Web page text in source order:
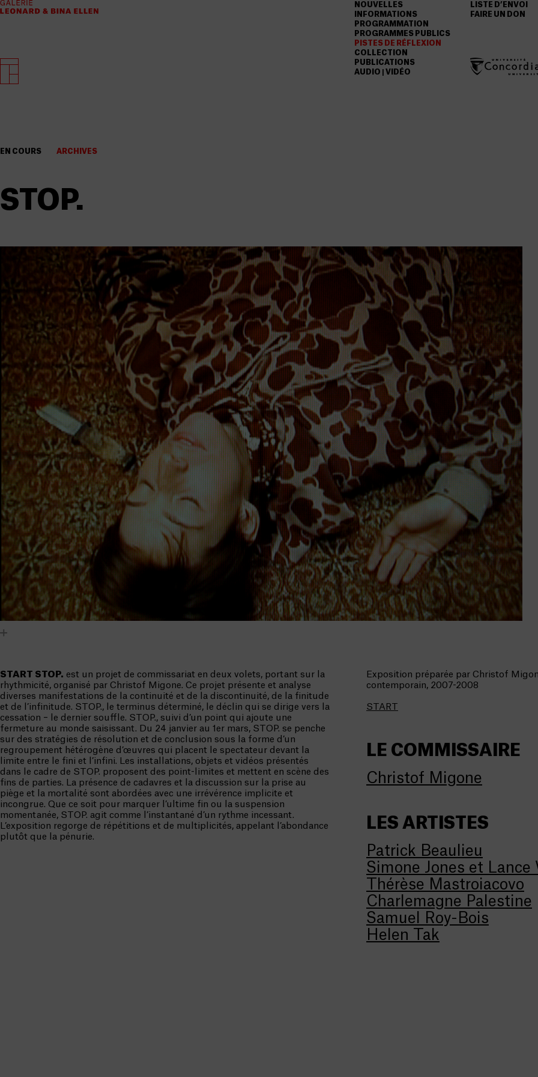
NOUVELLES
INFORMATIONS
PROGRAMMATION
PROGRAMMES PUBLICS
PISTES DE RÉFLEXION
COLLECTION
PUBLICATIONS
AUDIO | VIDÉO
LISTE D’ENVOI
FAIRE UN DON
EN COURS ARCHIVES
STOP.
START STOP. est un projet de commissariat en deux volets, portant sur la
rhythmicité, organisé par Christof Migone. Ce projet présente et analyse
diverses manifestations de la continuité et de la discontinuité, de la finitude
et de l’infinitude. STOP., le terminus déterminé, le déclin qui se dirige vers la
cessation – le dernier souffle. STOP., suivi d’un point qui ajoute une
fermeture au monde saisissant. Du 24 janvier au 1er mars, STOP. se penche
sur des stratégies de résolution et de conclusion sous la forme d’un
regroupement hétérogène d’œuvres qui placent le spectateur devant la
limite entre le fini et l’infini. Les installations, objets et vidéos présentés
dans le cadre de STOP. proposent des point-limites et mettent en scène des
fins de parties. La présence de cadavres et la discussion sur la prise au
piège et la mortalité sont abordées avec une irrévérence implicite et
incongrue. Que ce soit pour marquer l’ultime fin ou la suspension
momentanée, STOP. agit comme l’instantané d’un rythme incessant.
L’exposition regorge de répétitions et de multiplicités, appelant l’abondance
plutôt que la pénurie.
Exposition préparée par Christof
contemporain, 2007-2008
START
LE COMMISSAIRE
Christof Migone
LES ARTISTES
Patrick Beaulieu
Simone Jones et Lance
Thérèse Mastroiacovo
Charlemagne Palestine
Samuel Roy-Bois
Helen Tak